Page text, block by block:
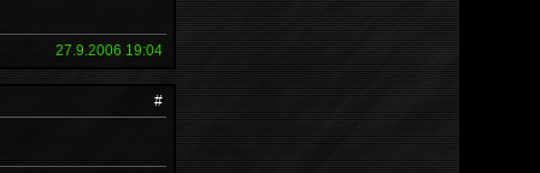
27.9.2006 19:04
#